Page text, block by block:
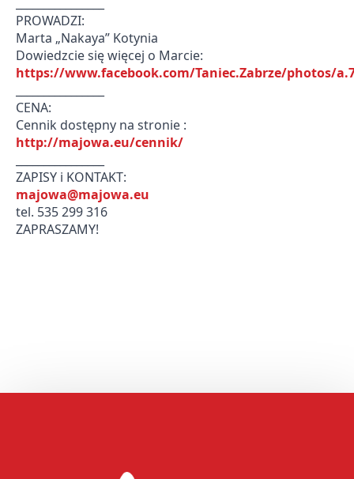
PROWADZI:
Marta „Nakaya” Kotynia
Dowiedzcie się więcej o Marcie:
https://www.facebook.com/Taniec.Zabrze/photos/
CENA:
Cennik dostępny na stronie :
http://majowa.eu/cennik/
ZAPISY i KONTAKT:
majowa@majowa.eu
tel. 535 299 316
ZAPRASZAMY!